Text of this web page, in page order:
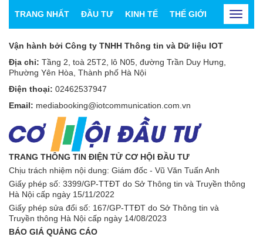
TRANG NHẤT ĐẦU TƯ KINH TẾ THẾ GIỚI CHỨNG
Toggle
Vận hành bởi Công ty TNHH Thông tin và Dữ liệu IOT
Địa chỉ: Tầng 2, toà 25T2, lô N05, đường Trần Duy Hưng,
Phường Yên Hòa, Thành phố Hà Nội
Điện thoại: 02462537947
Email: mediabooking@iotcommunication.com.vn
TRANG THÔNG TIN ĐIỆN TỬ CƠ HỘI ĐẦU TƯ
Chịu trách nhiệm nội dung: Giám đốc - Vũ Văn Tuấn Anh
Giấy phép số: 3399/GP-TTĐT do Sở Thông tin và Truyền thông
Hà Nội cấp ngày 15/11/2022
Giấy phép sửa đổi số: 167/GP-TTĐT do Sở Thông tin và
Truyền thông Hà Nội cấp ngày 14/08/2023
BÁO GIÁ QUẢNG CÁO